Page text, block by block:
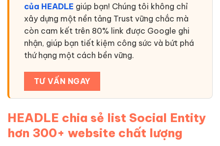
của HEADLE giúp bạn! Chúng tôi không chỉ
xây dựng một nền tảng Trust vững chắc mà
còn cam kết trên 80% link được Google ghi
nhận, giúp bạn tiết kiệm công sức và bứt phá
thứ hạng một cách bền vững.
TƯ VẤN NGAY
HEADLE chia sẻ list Social Entity
hơn 300+ website chất lượng